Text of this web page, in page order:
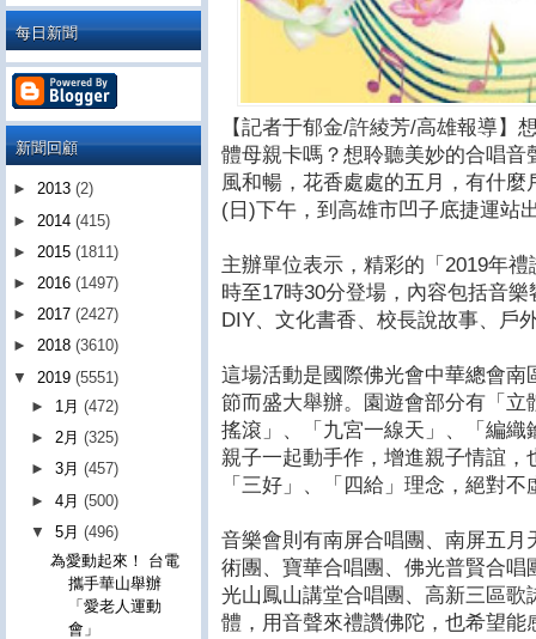
【記者于郁金/許綾芳/高雄報導】
體母親卡嗎？想聆聽美妙的合唱
風和暢，花香處處的五月，有什
(日)下午，到高雄市凹子底捷運站
主辦單位表示，精彩的「2019年
時至17時30分登場，內容包括音
DIY、文化書香、校長說故事、戶
這場活動是國際佛光會中華總會
節而盛大舉辦。園遊會部分有「
搖滾」、「九宮一線天」、「編
親子一起動手作，增進親子情誼
「三好」、「四給」理念，絕對不
音樂會則有南屏合唱團、南屏五
術團、寶華合唱團、佛光普賢合
光山鳳山講堂合唱團、高新三區
體，用音聲來禮讚佛陀，也希望
每日新聞
新聞回顧
► 2013 (2)
► 2014 (415)
► 2015 (1811)
► 2016 (1497)
► 2017 (2427)
► 2018 (3610)
▼ 2019 (5551)
► 1月(472)
►2月(325)
►3月(457)
►4月(500)
▼5月(496)
為愛動起來！ 台電
攜手華山舉辦
「愛老人運動
會」